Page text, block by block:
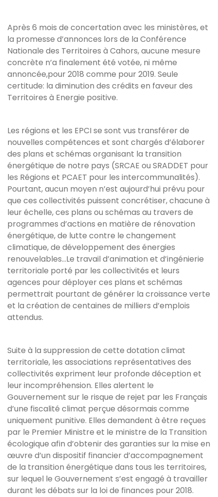
Après 6 mois de concertation avec les ministères, et
la promesse d’annonces lors de la Conférence
Nationale des Territoires à Cahors, aucune mesure
concrète n’a finalement été votée, ni même
annoncée,pour 2018 comme pour 2019. Seule
certitude: la diminution des crédits en faveur des
Territoires à Energie positive.
Les régions et les EPCI se sont vus transférer de
nouvelles compétences et sont chargés d’élaborer
des plans et schémas organisant la transition
énergétique de notre pays (SRCAE ou SRADDET pour
les Régions et PCAET pour les intercommunalités).
Pourtant, aucun moyen n’est aujourd’hui prévu pour
que ces collectivités puissent concrétiser, chacune à
leur échelle, ces plans ou schémas au travers de
programmes d’actions en matière de rénovation
énergétique, de lutte contre le changement
climatique, de développement des énergies
renouvelables...Le travail d’animation et d’ingénierie
territoriale porté par les collectivités et leurs
agences pour déployer ces plans et schémas
permettrait pourtant de générer la croissance verte
et la création de centaines de milliers d’emplois
attendus.
Suite à la suppression de cette dotation climat
territoriale, les associations représentatives des
collectivités expriment leur profonde déception et
leur incompréhension. Elles alertent le
Gouvernement sur le risque de rejet par les Français
d’une fiscalité climat perçue désormais comme
uniquement punitive. Elles demandent à être reçues
par le Premier Ministre et le ministre de la Transition
écologique afin d’obtenir des garanties sur la mise en
œuvre d’un dispositif financier d’accompagnement
de la transition énergétique dans tous les territoires,
sur lequel le Gouvernement s’est engagé à travailler
durant les débats sur la loi de finances pour 2018.